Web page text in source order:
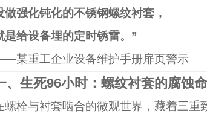
做强化钝化的不锈钢螺纹衬套，
是给设备埋的定时锈雷。”
某重工企业设备维护手册扉页警示
、生死96小时：螺纹衬套的腐蚀
螺栓与衬套啮合的微观世界，藏着三重